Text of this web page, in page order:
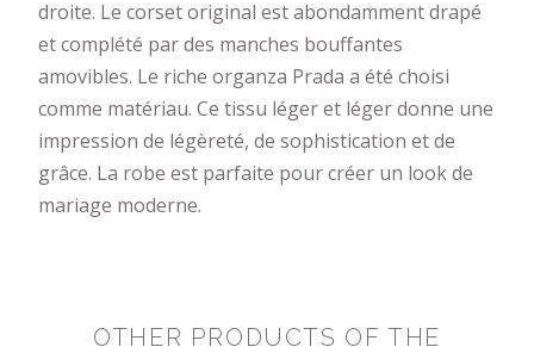
droite. Le corset original est abondamment drapé
et complété par des manches bouffantes
amovibles. Le riche organza Prada a été choisi
comme matériau. Ce tissu léger et léger donne une
impression de légèreté, de sophistication et de
grâce. La robe est parfaite pour créer un look de
mariage moderne.
OTHER PRODUCTS OF THE